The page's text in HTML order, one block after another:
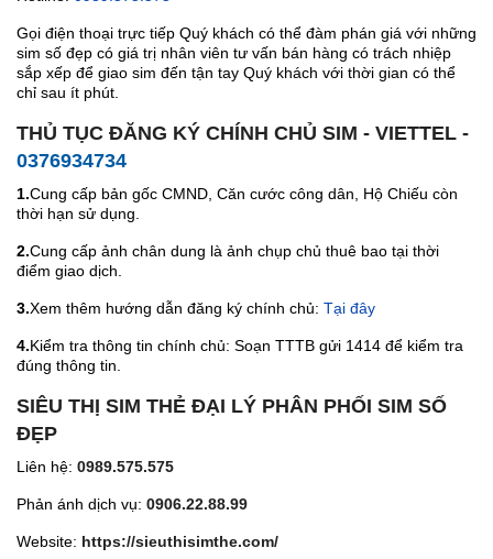
Gọi điện thoại trực tiếp Quý khách có thể đàm phán giá với những
sim số đẹp có giá trị nhân viên tư vấn bán hàng có trách nhiệp
sắp xếp để giao sim đến tận tay Quý khách với thời gian có thể
chỉ sau ít phút.
THỦ TỤC ĐĂNG KÝ CHÍNH CHỦ SIM - VIETTEL -
0376934734
1.Cung cấp bản gốc CMND, Căn cước công dân, Hộ Chiếu còn
thời hạn sử dụng.
2.Cung cấp ảnh chân dung là ảnh chụp chủ thuê bao tại thời
điểm giao dịch.
3.Xem thêm hướng dẫn đăng ký chính chủ: Tại đây
4.Kiểm tra thông tin chính chủ: Soạn TTTB gửi 1414 để kiểm tra
đúng thông tin.
SIÊU THỊ SIM THẺ ĐẠI LÝ PHÂN PHỐI SIM SỐ
ĐẸP
Liên hệ: 0989.575.575
Phản ánh dịch vụ: 0906.22.88.99
Website: https://sieuthisimthe.com/